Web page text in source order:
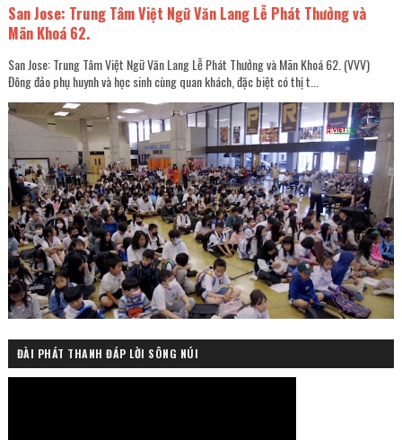
San Jose: Trung Tâm Việt Ngữ Văn Lang Lễ Phát Thưởng và
Mãn Khoá 62.
San Jose: Trung Tâm Việt Ngữ Văn Lang Lễ Phát Thưởng và Mãn Khoá 62. (VVV)
Đông đảo phụ huynh và học sinh cùng quan khách, đặc biệt có thị t...
ĐÀI PHÁT THANH ĐÁP LỜI SÔNG NÚI